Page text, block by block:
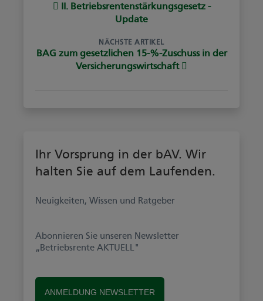
II. Betriebsrentenstärkungsgesetz -
Update
NÄCHSTE ARTIKEL
BAG zum gesetzlichen 15-%-Zuschuss in der
Versicherungswirtschaft
Ihr Vorsprung in der bAV. Wir
halten Sie auf dem Laufenden.
Neuigkeiten, Wissen und Ratgeber
Abonnieren Sie unseren Newsletter
„Betriebsrente AKTUELL"
ANMELDUNG NEWSLETTER